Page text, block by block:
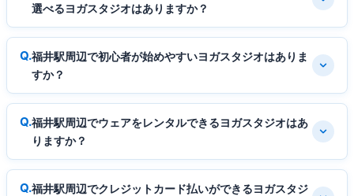
選べるヨガスタジオはありますか？
福井駅周辺で初心者が始めやすいヨガスタジオはありま
すか？
福井駅周辺でウェアをレンタルできるヨガスタジオはあ
りますか？
福井駅周辺でクレジットカード払いができるヨガスタジ